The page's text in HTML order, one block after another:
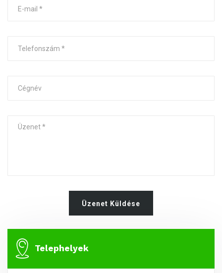
Üzenet Küldése
Telephelyek